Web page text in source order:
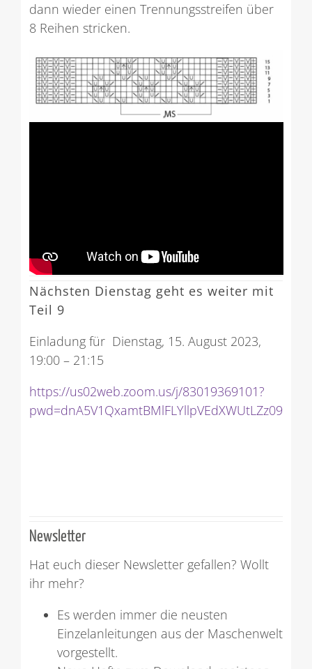
dann wieder einen Trennungsstreifen über
8 Reihen stricken.
Nächsten Dienstag geht es weiter mit
Teil 9
Einladung für Dienstag, 15. August 2023,
19:00 – 21:15
https://us02web.zoom.us/j/83019369101?
pwd=dnA5V1QxamtBMlFLYllpVEdXWUtLZz09
Newsletter
Hat euch dieser Newsletter gefallen? Wollt
ihr mehr?
Es werden immer die neusten
Einzelanleitungen aus der Maschenwelt
vorgestellt.